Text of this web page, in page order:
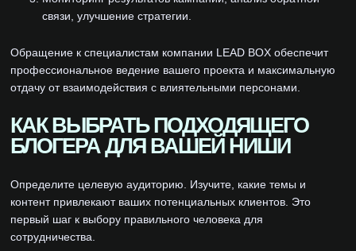
связи, улучшение стратегии.
Обращение к специалистам компании LEAD BOX обеспечит
профессиональное ведение вашего проекта и максимальную
отдачу от взаимодействия с влиятельными персонами.
КАК ВЫБРАТЬ ПОДХОДЯЩЕГО
БЛОГЕРА ДЛЯ ВАШЕЙ НИШИ
Определите целевую аудиторию. Изучите, какие темы и
контент привлекают ваших потенциальных клиентов. Это
первый шаг к выбору правильного человека для
сотрудничества.